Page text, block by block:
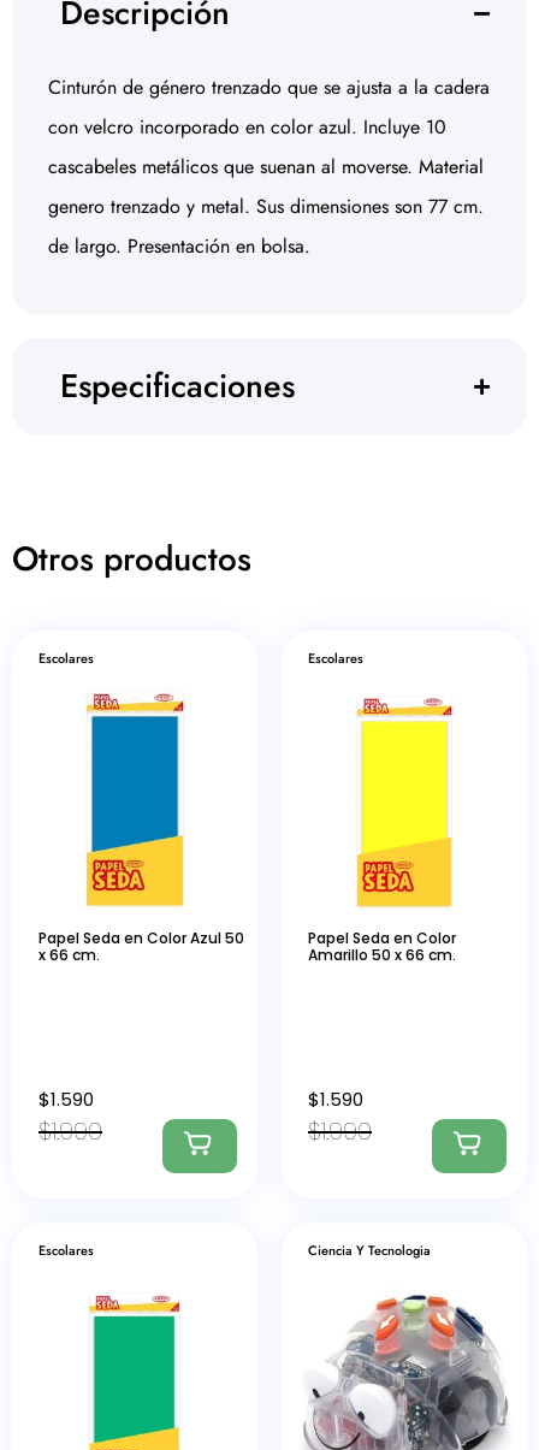
Descripción
Cinturón de género trenzado que se ajusta a la cadera
con velcro incorporado en color azul. Incluye 10
cascabeles metálicos que suenan al moverse. Material
genero trenzado y metal. Sus dimensiones son 77 cm.
de largo. Presentación en bolsa.
Especificaciones
Otros productos
Escolares
Papel Seda en Color Azul 50
x 66 cm.
$1.990
$1.590
Escolares
Papel Seda en Color
Amarillo 50 x 66 cm.
$1.990
$1.590
Escolares Ciencia Y Tecnologia